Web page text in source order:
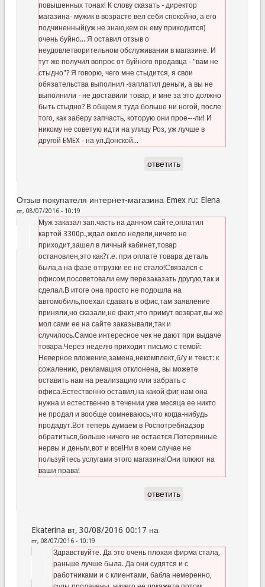
повышенных тонах! К слову сказать - директор
магазина- мужик в возрасте вел себя спокойно, а его
подчиненный(уж не знаю,кем он ему приходится)
очень буйно... Я оставил отзыв о
неудовлетворительном обслуживании в магазине. И
тут же получил вопрос от буйного продавца - "вам не
стыдно"? Я говорю, чего мне стыдится, я свои
обязательства выполнил -заплатил деньги, а вы не
выполнили - не доставили товар, и мне за это должно
быть стыдно? В общем я туда больше ни ногой, после
того, как заберу запчасть, которую они прое---ли! И
никому не советую идти на улицу Роз, уж лучше в
другой EMEX - на ул.Донской...
ответить
Отзыв покупателя интернет-магазина Emex ru: Elena
пт, 08/07/2016 - 10:19
Муж заказал зап.часть на данном сайте,оплатил
картой 3300р.,ждал около недели,ничего не
приходит,зашел в личный кабинет,товар
остановлен,это как?т.е. при оплате товара деталь
была,а на фазе отгрузки ее не стало!Связался с
офисом,посоветовали ему перезаказать другую,так и
сделал.В итоге она просто не подошла на
автомобиль,поехал сдавать в офис,там заявление
приняли,но сказали,не факт,что примут возврат,вы же
мол сами ее на сайте заказывали,так и
случилось.Самое интересное чек не дают при выдаче
товара.Через неделю приходит письмо с темой:
Неверное вложение,замена,некомплект,б/у и текст: к
сожалению, рекламация отклонена, вы можете
оставить нам на реализацию или забрать с
офиса.Естественно оставил,на какой фиг нам она
нужна и естественно в течении уже месяца ее никто
не продал и вообще сомневаюсь,что когда-нибудь
продадут.Вот теперь думаем в Роспотребнадзор
обратиться,больше ничего не остается.Потерянные
нервы и деньги,вот и все!Ни в коем случае не
пользуйтесь услугами этого магазина!Они плюют на
ваши права!
ответить
Ekaterina вт, 30/08/2016 00:17 на
пт, 08/07/2016 - 10:19
Здравствуйте. Да это очень плохая фирма стала,
раньше лучше была. Да они судятся и с
работниками и с клиентами, бабла немеренно,